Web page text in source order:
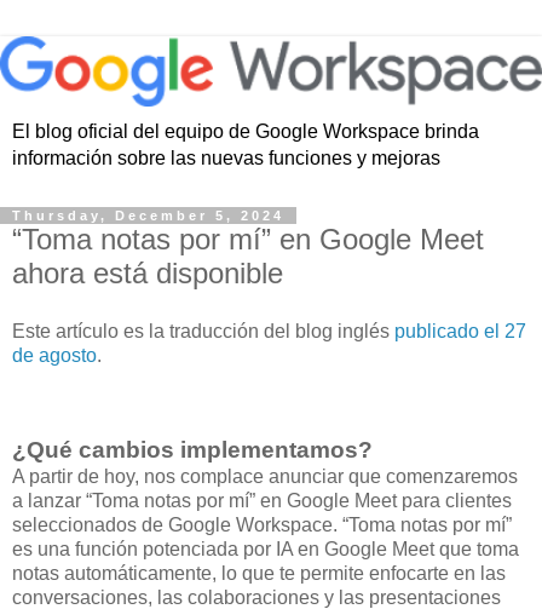
El blog oficial del equipo de Google Workspace brinda
información sobre las nuevas funciones y mejoras
Thursday, December 5, 2024
“Toma notas por mí” en Google Meet
ahora está disponible
Este artículo es la traducción del blog inglés publicado el 27
de agosto.
¿Qué cambios implementamos?
A partir de hoy, nos complace anunciar que comenzaremos
a lanzar “Toma notas por mí” en Google Meet para clientes
seleccionados de Google Workspace. “Toma notas por mí”
es una función potenciada por IA en Google Meet que toma
notas automáticamente, lo que te permite enfocarte en las
conversaciones, las colaboraciones y las presentaciones